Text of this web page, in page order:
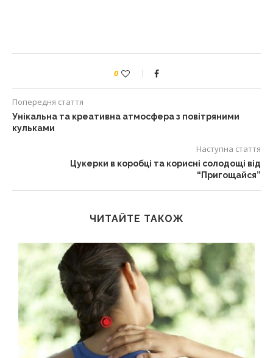
0
Попередня стаття
Унікальна та креативна атмосфера з повітряними
кульками
Наступна стаття
Цукерки в коробці та корисні солодощі від
“Пригощайся”
ЧИТАЙТЕ ТАКОЖ